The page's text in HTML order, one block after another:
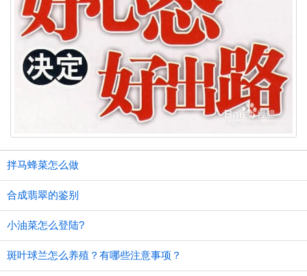
拌马蜂菜怎么做
合成翡翠的鉴别
小油菜怎么登陆?
斑叶球兰怎么养殖？有哪些注意事项？